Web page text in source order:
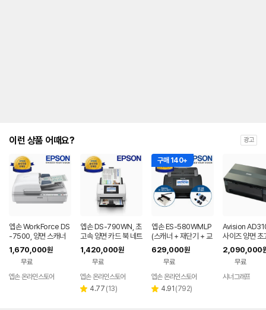
이런 상품 어때요? 광고
엡손 WorkForce DS
-7500, 양면 스캐너
1,670,000원
무료
엡손 온라인스토어
엡손 DS-790WN, 초
고속 양면 카드 북 네트
워크 스캐너
1,420,000원
무료
엡손 온라인스토어
별 4.77 리
(13)
구매 140+
엡손 ES-580WMLP
(스캐너 + 재단기 + 교
체롤러) 패키지 문서
고속 양면 북 문서 와이
파이
629,000원
무료
엡손 온라인스토어
별 4.91 리
(792)
Avision
사이즈 양면 초
캐너
pm
2,090,000
무료
시너그래프